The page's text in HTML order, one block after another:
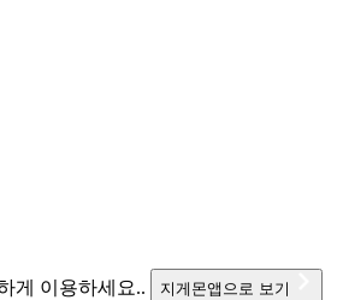
게 이용하세요.. 지게몬앱으로 보기